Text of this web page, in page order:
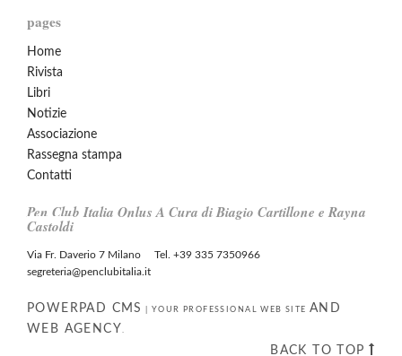
pages
Home
Rivista
Libri
Notizie
Associazione
Rassegna stampa
Contatti
Pen Club Italia Onlus A Cura di Biagio Cartillone e Rayna
Castoldi
Via Fr. Daverio 7 Milano Tel. +39 335 7350966
segreteria@penclubitalia.it
POWERPAD CMS |YOUR PROFESSIONAL WEB SITE AND
WEB AGENCY.
BACK TO TOP